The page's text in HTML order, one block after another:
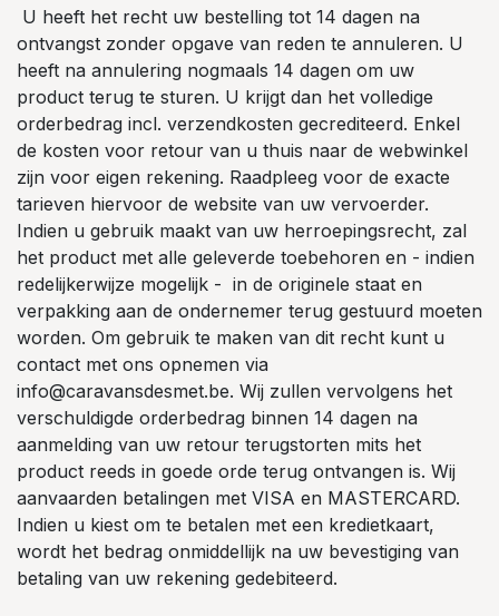
U heeft het recht uw bestelling tot 14 dagen na
ontvangst zonder opgave van reden te annuleren. U
heeft na annulering nogmaals 14 dagen om uw
product terug te sturen. U krijgt dan het volledige
orderbedrag incl. verzendkosten gecrediteerd. Enkel
de kosten voor retour van u thuis naar de webwinkel
zijn voor eigen rekening. Raadpleeg voor de exacte
tarieven hiervoor de website van uw vervoerder.
Indien u gebruik maakt van uw herroepingsrecht, zal
het product met alle geleverde toebehoren en - indien
redelijkerwijze mogelijk - in de originele staat en
verpakking aan de ondernemer terug gestuurd moeten
worden. Om gebruik te maken van dit recht kunt u
contact met ons opnemen via
info@caravansdesmet.be. Wij zullen vervolgens het
verschuldigde orderbedrag binnen 14 dagen na
aanmelding van uw retour terugstorten mits het
product reeds in goede orde terug ontvangen is. Wij
aanvaarden betalingen met VISA en MASTERCARD.
Indien u kiest om te betalen met een kredietkaart,
wordt het bedrag onmiddellijk na uw bevestiging van
betaling van uw rekening gedebiteerd.